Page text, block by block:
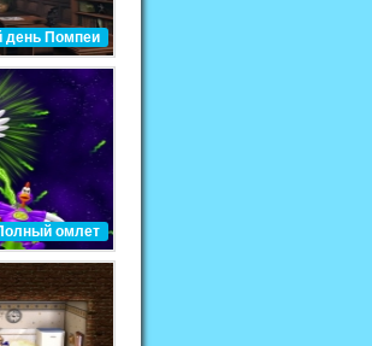
день Помпеи
омлет